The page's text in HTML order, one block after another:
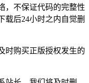
，不保证代码的完整性
载后24小时之内自觉删
时购买正版授权发生的